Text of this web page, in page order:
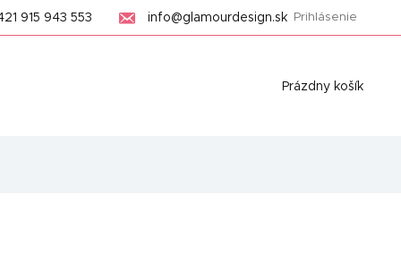
915 943 553 info@glamourdesign.sk Prihlásenie
Nákupný
Prázdny košík